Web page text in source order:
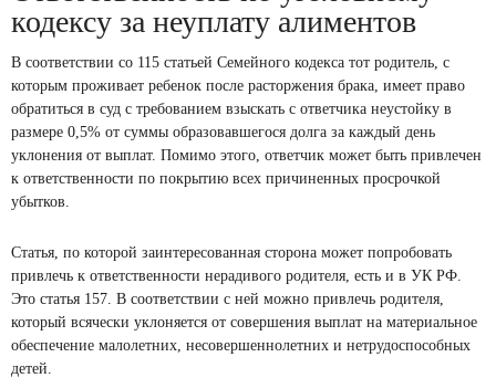
кодексу за неуплату алиментов
В соответствии со 115 статьей Семейного кодекса тот родитель, с
которым проживает ребенок после расторжения брака, имеет право
обратиться в суд с требованием взыскать с ответчика неустойку в
размере 0,5% от суммы образовавшегося долга за каждый день
уклонения от выплат. Помимо этого, ответчик может быть привлечен
к ответственности по покрытию всех причиненных просрочкой
убытков.
Статья, по которой заинтересованная сторона может попробовать
привлечь к ответственности нерадивого родителя, есть и в УК РФ.
Это статья 157. В соответствии с ней можно привлечь родителя,
который всячески уклоняется от совершения выплат на материальное
обеспечение малолетних, несовершеннолетних и нетрудоспособных
детей.